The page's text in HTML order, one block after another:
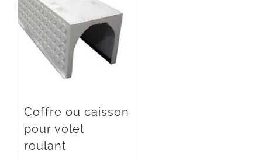
Coffre ou caisson
pour volet
roulant